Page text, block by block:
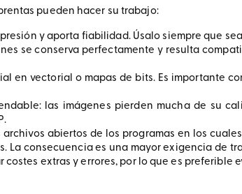
pueden hacer su trabajo:
y aporta fiabilidad. Úsalo siempre que
se conserva perfectamente y resulta
en vectorial o mapas de bits. Es importante
las imágenes pierden mucha de su
abiertos de los programas en los
consecuencia es una mayor exigencia de
extras y errores, por lo que es preferible